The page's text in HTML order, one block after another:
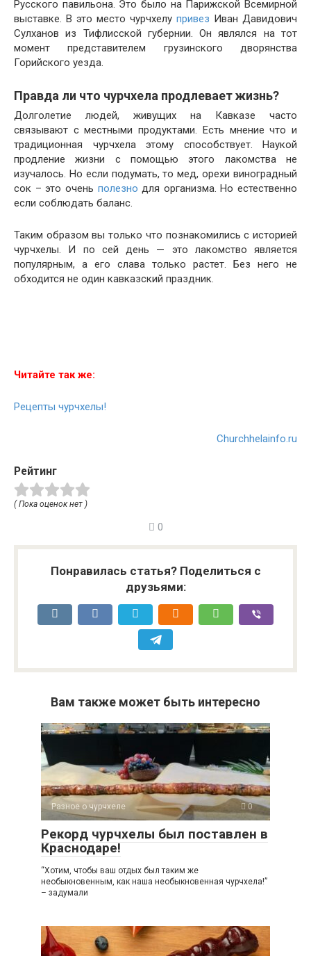
Русского павильона. Это было на Парижской Всемирной
выставке. В это место чурчхелу привез Иван Давидович
Сулханов из Тифлисской губернии. Он являлся на тот
момент представителем грузинского дворянства
Горийского уезда.
Правда ли что чурчхела продлевает жизнь?
Долголетие людей, живущих на Кавказе часто
связывают с местными продуктами. Есть мнение что и
традиционная чурчхела этому способствует. Наукой
продление жизни с помощью этого лакомства не
изучалось. Но если подумать, то мед, орехи виноградный
сок – это очень полезно для организма. Но естественно
если соблюдать баланс.
Таким образом вы только что познакомились с историей
чурчхелы. И по сей день — это лакомство является
популярным, а его слава только растет. Без него не
обходится не один кавказский праздник.
Читайте так же:
Рецепты чурчхелы!
Churchhelainfo.ru
Рейтинг
( Пока оценок нет )
0
Понравилась статья? Поделиться с
друзьями:
Вам также может быть интересно
Разное о чурчхеле 0
Рекорд чурчхелы был поставлен в
Краснодаре!
“Хотим, чтобы ваш отдых был таким же
необыкновенным, как наша необыкновенная чурчхела!”
– задумали